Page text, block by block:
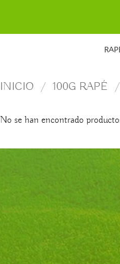
INICIO / 100G RAPÉ /
No se han encontrado